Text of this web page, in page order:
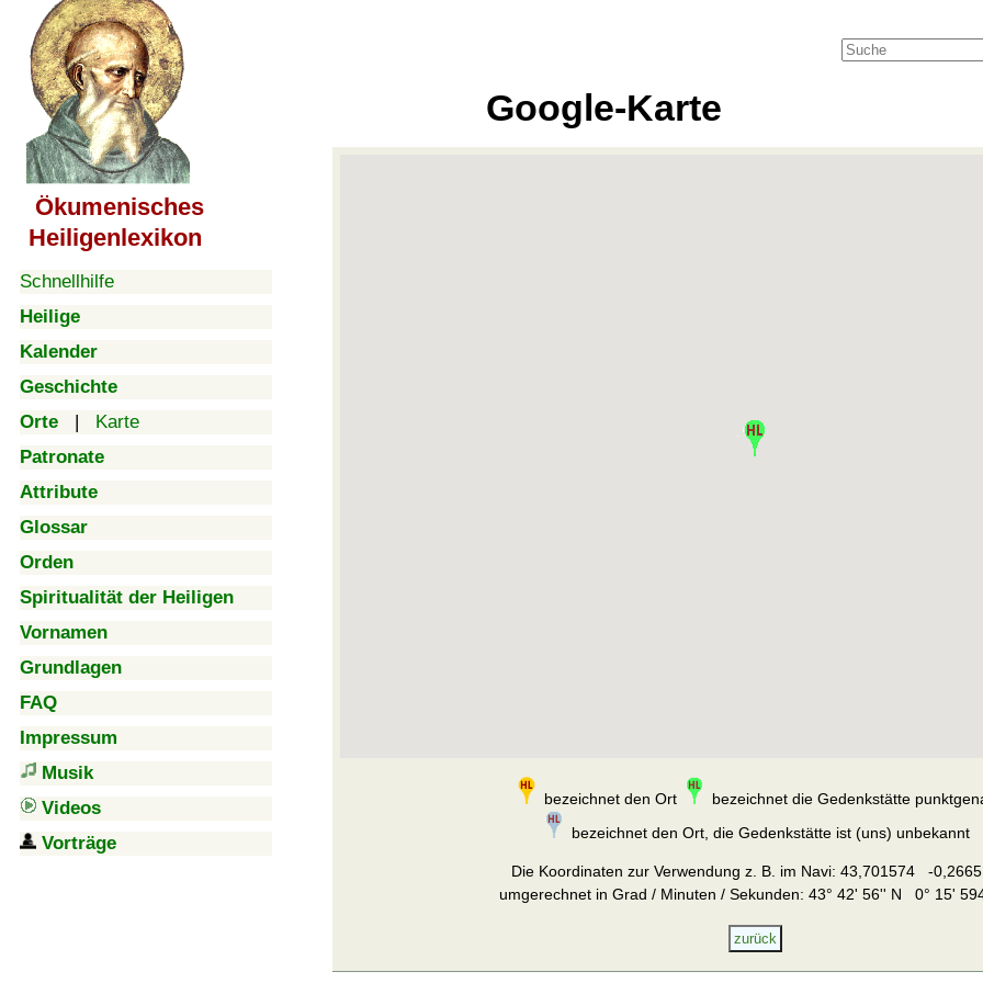
Ökumenisches
Heiligenlexikon
Schnellhilfe
Heilige
Kalender
Geschichte
Orte | Karte
Patronate
Attribute
Glossar
Orden
Spiritualität der Heiligen
Vornamen
Grundlagen
FAQ
Impressum
Musik
Videos
Vorträge
Google-Karte
bezeichnet den Ort
bezeichnet die Gedenkstätte
bezeichnet den Ort, die Gedenkstätte ist (uns) unbekannt
Die Koordinaten zur Verwendung z. B. im Navi: 43,701574 -
umgerechnet in Grad / Minuten / Sekunden: 43° 42' 56'' N 0° 15'